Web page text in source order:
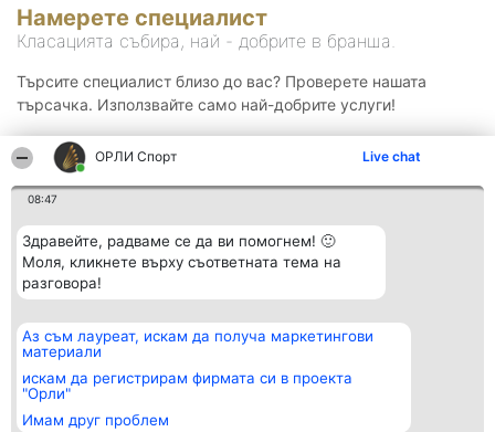
ОРЛИ Спорт Live chat
08:47
Здравейте, радваме се да ви помогнем! 🙂
Моля, кликнете върху съответната тема на
разговора!
Аз съм лауреат, искам да получа маркетингови
материали
искам да регистрирам фирмата си в проекта
"Орли"
Имам друг проблем
Намерете специалист
Класацията събира, най - добрите в бранша.
Търсите специалист близо до вас? Проверете нашата
търсачка. Използвайте само най-добрите услуги!
Организатор на
класиране
BulevardulAleea Timișul De
Sus Nr. 2, Bl. A30, Sc. A, Et.
4, Ap. 13
Класация
всички
Контакти